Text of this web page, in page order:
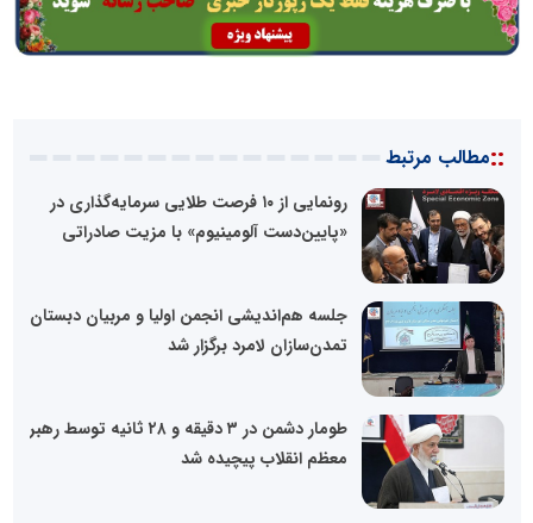
::مطالب مرتبط
رونمایی از ۱۰ فرصت طلایی سرمایه‌گذاری در
«پایین‌دست آلومینیوم» با مزیت صادراتی
جلسه هم‌اندیشی انجمن اولیا و مربیان دبستان
تمدن‌سازان لامرد برگزار شد
طومار دشمن در ۳ دقیقه و ۲۸ ثانیه توسط رهبر
معظم انقلاب پیچیده شد